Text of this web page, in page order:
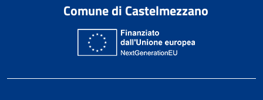
Comune di Castelmezzano